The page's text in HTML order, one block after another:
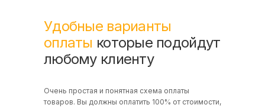
Удобные варианты
оплаты которые подойдут
любому клиенту
Очень простая и понятная схема оплаты
товаров. Вы должны оплатить 100% от стоимости,